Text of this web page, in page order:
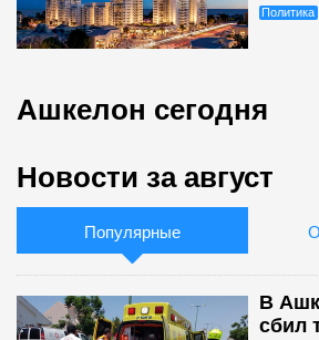
Политика
Ашкелон сегодня
Новости за август
Популярные
В
сбил